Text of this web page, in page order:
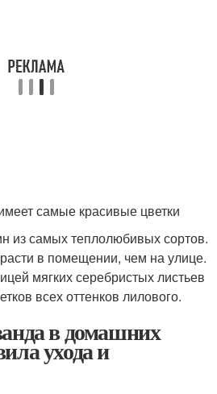
самые красивые цветки
из самых теплолюбивых сортов.
в помещении, чем на улице.
мягких серебристых листьев
всех оттенков лилового.
в домашних
ухода и